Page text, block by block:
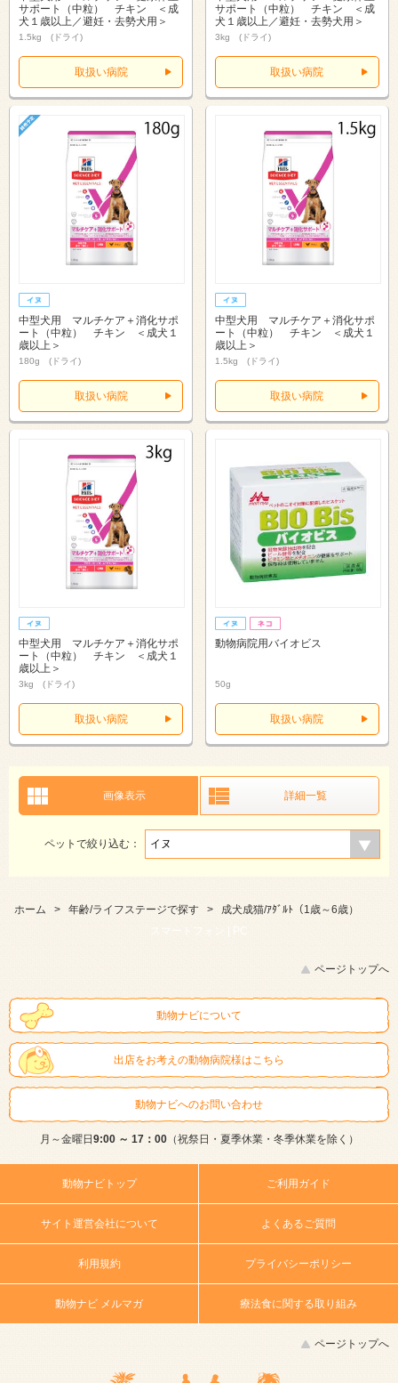
サポート（中粒） チキン ＜成
犬１歳以上／避妊・去勢犬用＞
1.5kg (ドライ)
取扱い病院
サポート（中粒） チキン ＜成
犬１歳以上／避妊・去勢犬用＞
3kg (ドライ)
取扱い病院
中型犬用 マルチケア＋消化サポ
ート（中粒） チキン ＜成犬１
歳以上＞
180g (ドライ)
取扱い病院
中型犬用 マルチケア＋消化サポ
ート（中粒） チキン ＜成犬１
歳以上＞
1.5kg (ドライ)
取扱い病院
中型犬用 マルチケア＋消化サポ
ート（中粒） チキン ＜成犬１
歳以上＞
3kg (ドライ)
取扱い病院
動物病院用バイオビス
50g
取扱い病院
画像表示 詳細一覧
ペットで絞り込む：
ホーム > 年齢/ライフステージで探す >
成犬成猫/ｱﾀﾞﾙﾄ（1歳～6歳）
スマートフォン |
PC
ページトップへ
動物ナビについて
出店をお考えの動物病院様はこちら
動物ナビへのお問い合わせ
月～金曜日 9:00 ～ 17：00（祝祭日・夏季休業・冬季休業を除く）
動物ナビトップ ご利用ガイド
サイト運営会社について よくあるご質問
利用規約 プライバシーポリシー
動物ナビ メルマガ 療法食に関する取り組み
ページトップへ